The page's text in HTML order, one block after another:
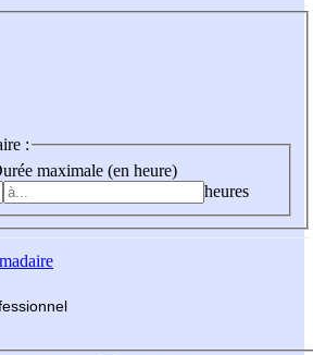
:
maximale (en heure)
heures